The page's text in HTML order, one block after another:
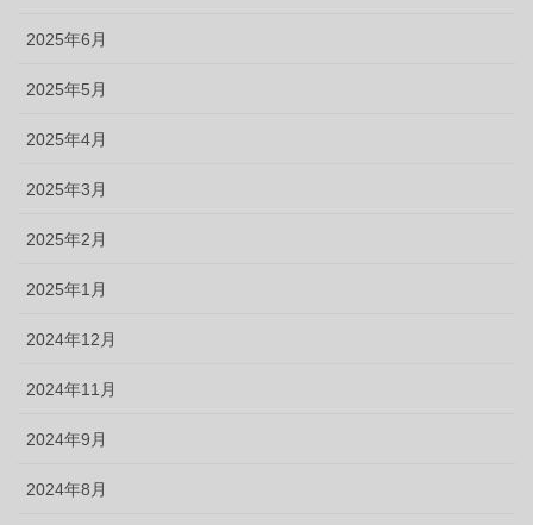
2025年6月
2025年5月
2025年4月
2025年3月
2025年2月
2025年1月
2024年12月
2024年11月
2024年9月
2024年8月